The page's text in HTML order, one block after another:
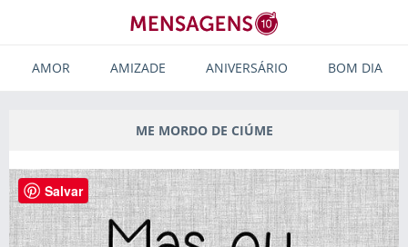
AMOR AMIZADE ANIVERSÁRIO BOM DIA
ME MORDO DE CIÚME
Salvar